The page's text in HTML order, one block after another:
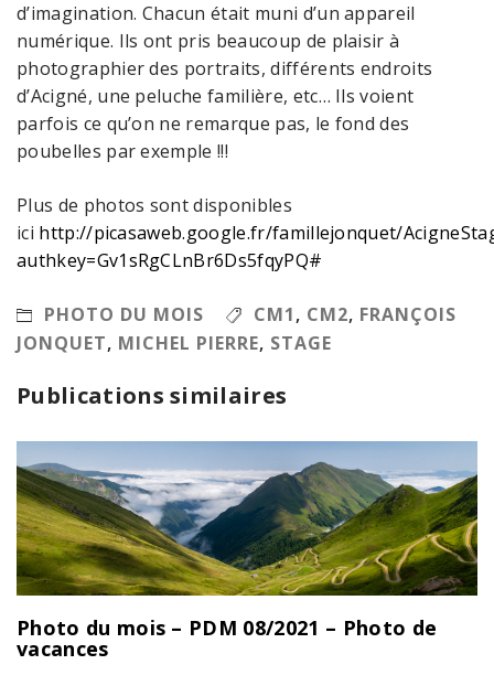
d’imagination. Chacun était muni d’un appareil
numérique. Ils ont pris beaucoup de plaisir à
photographier des portraits, différents endroits
d’Acigné, une peluche familière, etc… Ils voient
parfois ce qu’on ne remarque pas, le fond des
poubelles par exemple !!!
Plus de photos sont disponibles
ici http://picasaweb.google.fr/famillejonquet/
authkey=Gv1sRgCLnBr6Ds5fqyPQ#
PHOTO DU MOIS CM1, CM2, FRANÇOIS
JONQUET, MICHEL PIERRE, STAGE
Publications similaires
Photo du mois – PDM 08/2021 – Photo de
vacances